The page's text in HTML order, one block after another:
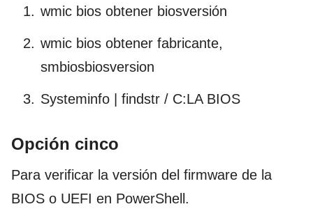
wmic bios obtener biosversión
wmic bios obtener fabricante,
smbiosbiosversion
Systeminfo | findstr / C:LA BIOS
Opción cinco
Para verificar la versión del firmware de la
BIOS o UEFI en PowerShell.